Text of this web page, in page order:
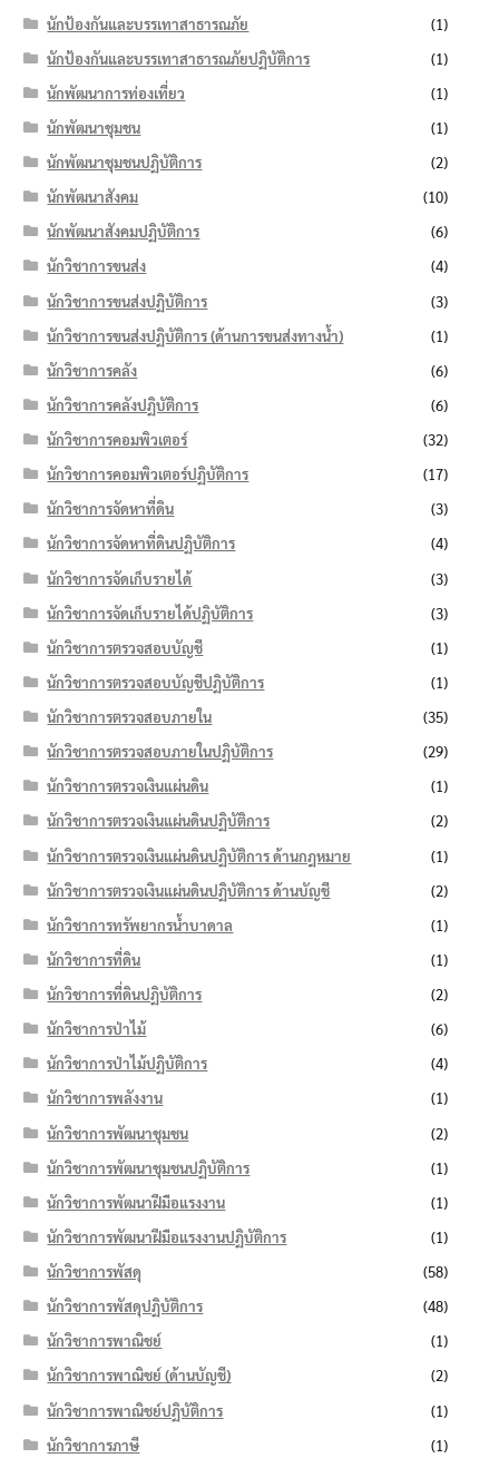
นักป้องกันและบรรเทาสาธารณภัย
(1)
นักป้องกันและบรรเทาสาธารณภัยปฏิบัติการ
(1)
นักพัฒนาการท่องเที่ยว
(1)
นักพัฒนาชุมชน
(1)
นักพัฒนาชุมชนปฏิบัติการ
(2)
นักพัฒนาสังคม
(10)
นักพัฒนาสังคมปฏิบัติการ
(6)
นักวิชาการขนส่ง
(4)
นักวิชาการขนส่งปฏิบัติการ
(3)
นักวิชาการขนส่งปฏิบัติการ (ด้านการขนส่งทางน้ำ)
(1)
นักวิชาการคลัง
(6)
นักวิชาการคลังปฏิบัติการ
(6)
นักวิชาการคอมพิวเตอร์
(32)
นักวิชาการคอมพิวเตอร์ปฏิบัติการ
(17)
นักวิชาการจัดหาที่ดิน
(3)
นักวิชาการจัดหาที่ดินปฏิบัติการ
(4)
นักวิชาการจัดเก็บรายได้
(3)
นักวิชาการจัดเก็บรายได้ปฏิบัติการ
(3)
นักวิชาการตรวจสอบบัญชี
(1)
นักวิชาการตรวจสอบบัญชีปฏิบัติการ
(1)
นักวิชาการตรวจสอบภายใน
(35)
นักวิชาการตรวจสอบภายในปฏิบัติการ
(29)
นักวิชาการตรวจเงินแผ่นดิน
(1)
นักวิชาการตรวจเงินแผ่นดินปฏิบัติการ
(2)
นักวิชาการตรวจเงินแผ่นดินปฏิบัติการ ด้านกฎหมาย
(1)
นักวิชาการตรวจเงินแผ่นดินปฏิบัติการ ด้านบัญชี
(2)
นักวิชาการทรัพยากรน้ำบาดาล
(1)
นักวิชาการที่ดิน
(1)
นักวิชาการที่ดินปฏิบัติการ
(2)
นักวิชาการป่าไม้
(6)
นักวิชาการป่าไม้ปฏิบัติการ
(4)
นักวิชาการพลังงาน
(1)
นักวิชาการพัฒนาชุมชน
(2)
นักวิชาการพัฒนาชุมชนปฏิบัติการ
(1)
นักวิชาการพัฒนาฝีมือแรงงาน
(1)
นักวิชาการพัฒนาฝีมือแรงงานปฏิบัติการ
(1)
นักวิชาการพัสดุ
(58)
นักวิชาการพัสดุปฏิบัติการ
(48)
นักวิชาการพาณิชย์
(1)
นักวิชาการพาณิชย์ (ด้านบัญชี)
(2)
นักวิชาการพาณิชย์ปฏิบัติการ
(1)
นักวิชาการภาษี
(1)